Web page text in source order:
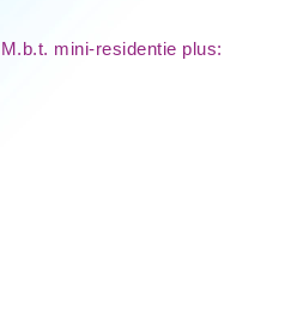
M.b.t. mini-residentie plus: